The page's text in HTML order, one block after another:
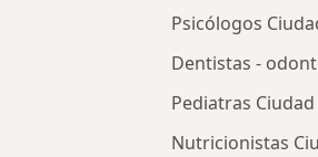
Psicólogos
Dentistas -
Pediatras
Nutricionistas